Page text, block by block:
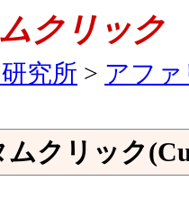
クリック
究所 > アフ
ムクリック